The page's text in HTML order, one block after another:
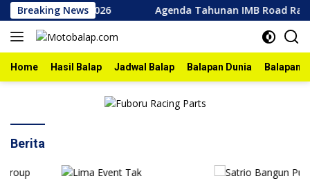
Skip
to
content
Breaking News
2026 Agenda Tahunan IMB Road Race
Home Hasil Balap Jadwal Balap Balapan Dunia Balapan
Berita